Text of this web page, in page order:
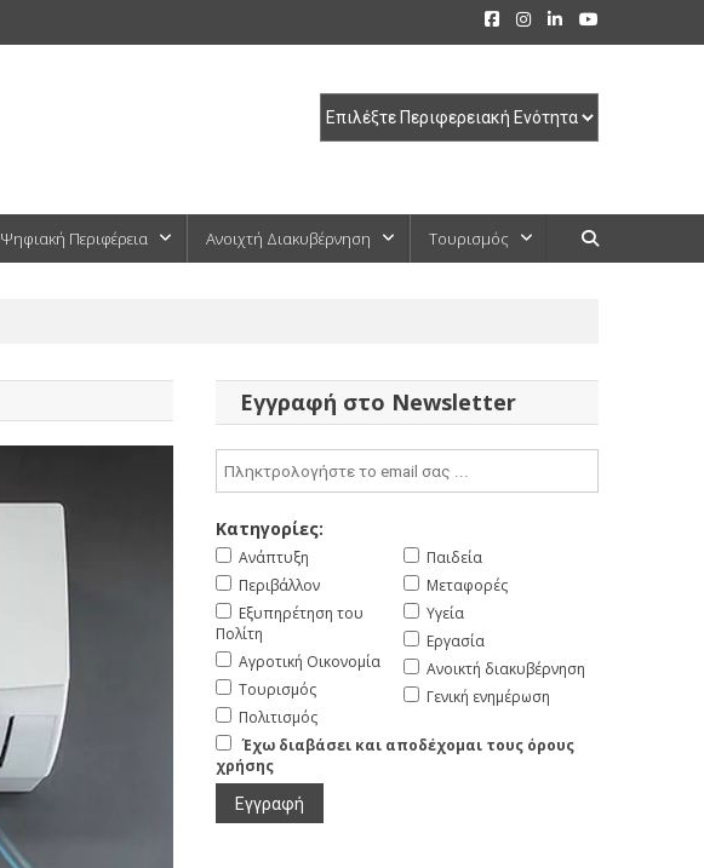
Ψηφιακή Περιφέρεια Ανοιχτή Διακυβέρνηση Τουρισμός
Εγγραφή στο Newsletter
Κατηγορίες:
Ανάπτυξη
Περιβάλλον
Εξυπηρέτηση του
Πολίτη
Αγροτική Οικονομία
Τουρισμός
Πολιτισμός
Παιδεία
Μεταφορές
Υγεία
Εργασία
Ανοικτή διακυβέρνηση
Γενική ενημέρωση
Έχω διαβάσει και αποδέχομαι τους όρους
χρήσης